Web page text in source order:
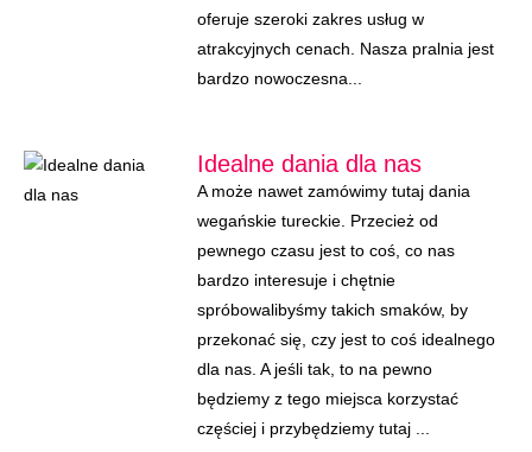
oferuje szeroki zakres usług w
atrakcyjnych cenach. Nasza pralnia jest
bardzo nowoczesna...
Idealne dania dla nas
A może nawet zamówimy tutaj dania
wegańskie tureckie. Przecież od
pewnego czasu jest to coś, co nas
bardzo interesuje i chętnie
spróbowalibyśmy takich smaków, by
przekonać się, czy jest to coś idealnego
dla nas. A jeśli tak, to na pewno
będziemy z tego miejsca korzystać
częściej i przybędziemy tutaj ...